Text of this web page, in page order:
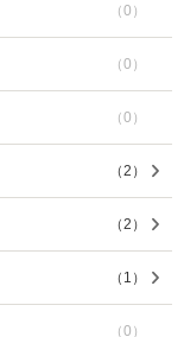
（0 ）
（0 ）
（0 ）
（2 ）
（2 ）
（ 1 ）
（0 ）